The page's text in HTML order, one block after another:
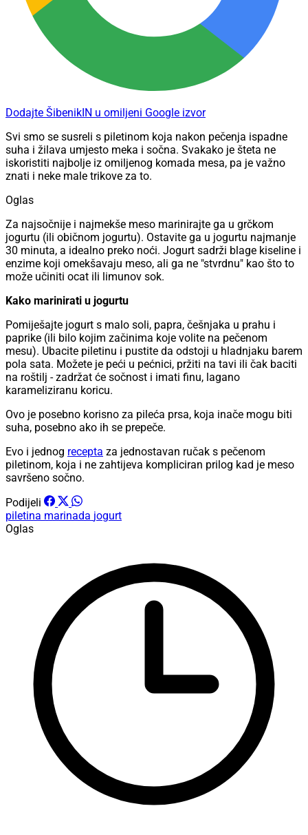
Dodajte ŠibenikIN u omiljeni Google izvor
Svi smo se susreli s piletinom koja nakon pečenja ispadne
suha i žilava umjesto meka i sočna. Svakako je šteta ne
iskoristiti najbolje iz omiljenog komada mesa, pa je važno
znati i neke male trikove za to.
Oglas
Za najsočnije i najmekše meso marinirajte ga u grčkom
jogurtu (ili običnom jogurtu). Ostavite ga u jogurtu najmanje
30 minuta, a idealno preko noći. Jogurt sadrži blage kiseline i
enzime koji omekšavaju meso, ali ga ne "stvrdnu" kao što to
može učiniti ocat ili limunov sok.
Kako marinirati u jogurtu
Pomiješajte jogurt s malo soli, papra, češnjaka u prahu i
paprike (ili bilo kojim začinima koje volite na pečenom
mesu). Ubacite piletinu i pustite da odstoji u hladnjaku barem
pola sata. Možete je peći u pećnici, pržiti na tavi ili čak baciti
na roštilj - zadržat će sočnost i imati finu, lagano
karameliziranu koricu.
Ovo je posebno korisno za pileća prsa, koja inače mogu biti
suha, posebno ako ih se prepeče.
Evo i jednog recepta za jednostavan ručak s pečenom
piletinom, koja i ne zahtijeva kompliciran prilog kad je meso
savršeno sočno.
Podijeli
piletina marinada jogurt
Oglas